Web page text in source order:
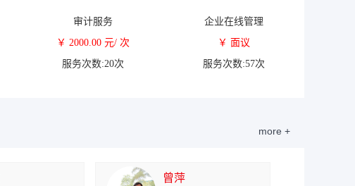
审计服务
￥ 2000.00 元/ 次
服务次数:20次
企业在线管理
￥ 面议
服务次数:57次
more +
曾萍